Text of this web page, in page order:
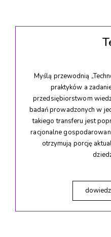
Myślą przewodnią
praktyków a
przedsiębiorstwom
badań prowadzonych w
takiego transferu jest
racjonalne
otrzymują porcję